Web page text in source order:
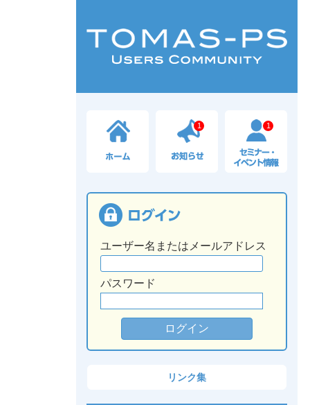
1 1
ユーザー名またはメールアドレス
パスワード
リンク集